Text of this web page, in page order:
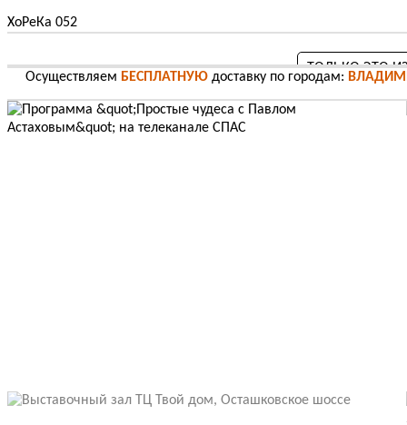
ХоРеКа 052
ТОЛЬКО ЭТО
Осуществляем БЕСПЛАТНУЮ доставку по городам: